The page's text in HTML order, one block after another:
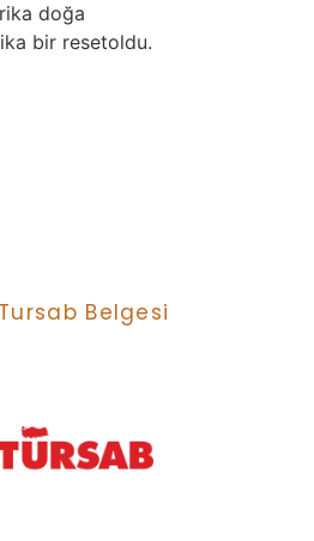
doğa
bir resetoldu.
Tursab Belgesi